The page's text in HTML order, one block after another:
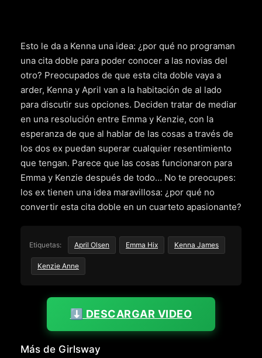
Esto le da a Kenna una idea: ¿por qué no programan
una cita doble para poder conocer a las novias del
otro? Preocupados de que esta cita doble vaya a
arder, Kenna y April van a la habitación de al lado
para discutir sus opciones. Deciden tratar de mediar
en una resolución entre Emma y Kenzie, con la
esperanza de que al hablar de las cosas a través de
los dos ex puedan superar cualquier resentimiento
que tengan. Parece que las cosas funcionaron para
Emma y Kenzie después de todo… No te preocupes:
los ex tienen una idea maravillosa: ¿por qué no
convertir esta cita doble en un cuarteto apasionante?
Etiquetas: April Olsen Emma Hix Kenna James
Kenzie Anne
⬇️ DESCARGAR VIDEO
Más de Girlsway